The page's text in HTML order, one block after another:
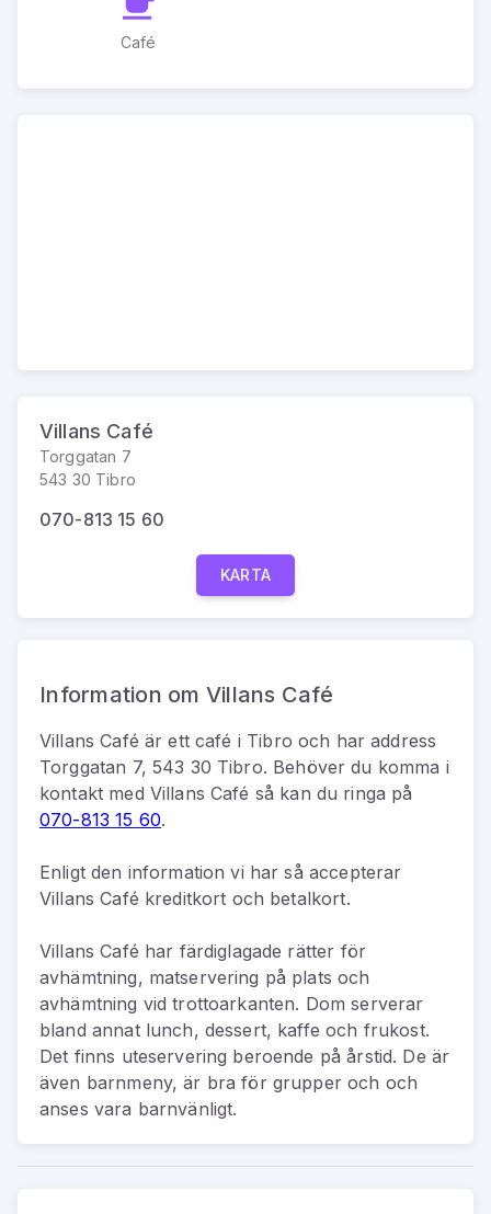
Café
Villans Café
Torggatan 7
543 30 Tibro
070-813 15 60
KARTA
Information om Villans Café
Villans Café ärett café i Tibro och har address
Torggatan 7, 543 30 Tibro. Behöver du komma i
kontakt med Villans Café så kan du ringa på
070-813 15 60.
Enligt den information vi har så accepterar
Villans Café kreditkort och betalkort.
Villans Café har färdiglagade rätter för
avhämtning, matservering på plats och
avhämtning vid trottoarkanten. Dom serverar
bland annat lunch, dessert, kaffe och frukost.
Det finns uteservering beroende på årstid. De är
även barnmeny, är bra för grupper och och
anses vara barnvänligt.